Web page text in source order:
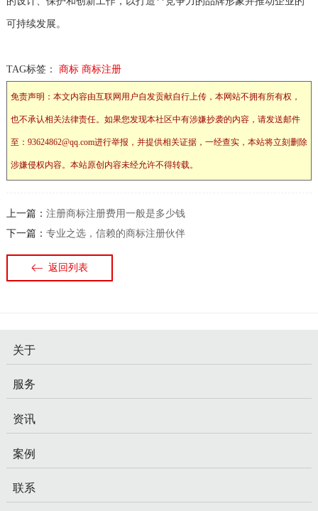
可持续发展。
TAG标签： 商标 商标注册
免责声明：本文内容由互联网用户自发贡献自行上传，本网站不拥有所有权，
也不承认相关法律责任。如果您发现本社区中有涉嫌抄袭的内容，请发送邮件
至：93624862@qq.com进行举报，并提供相关证据，一经查实，本站将立刻删除
涉嫌侵权内容。本站原创内容未经允许不得转载。
上一篇： 注册商标注册费用一般是多少钱
下一篇： 专业之选，信赖的商标注册伙伴
返回列表
关于
服务
资讯
案例
联系